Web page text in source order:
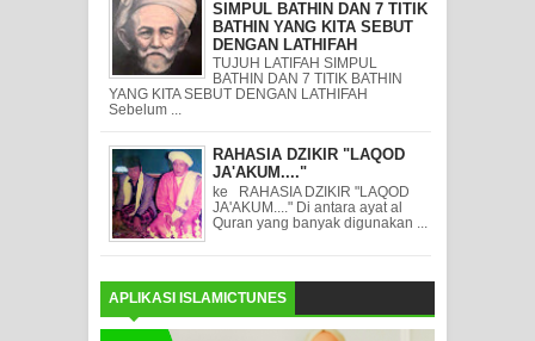
SIMPUL BATHIN DAN 7 TITIK
BATHIN YANG KITA SEBUT
DENGAN LATHIFAH
TUJUH LATIFAH SIMPUL
BATHIN DAN 7 TITIK BATHIN
YANG KITA SEBUT DENGAN LATHIFAH
Sebelum ...
RAHASIA DZIKIR "LAQOD
JA'AKUM...."
ke RAHASIA DZIKIR "LAQOD
JA'AKUM...." Di antara ayat al
Quran yang banyak digunakan ...
APLIKASI ISLAMICTUNES